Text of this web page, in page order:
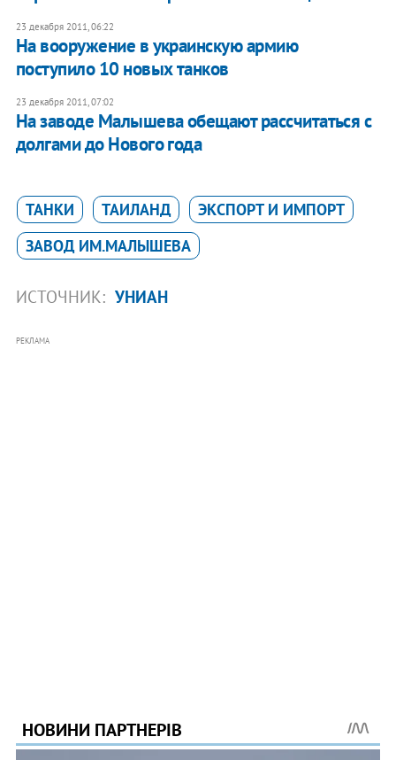
23 декабря 2011, 06:22
​На вооружение в украинскую армию
поступило 10 новых танков
23 декабря 2011, 07:02
На заводе Малышева обещают рассчитаться с
долгами до Нового года
ТАНКИ ТАИЛАНД
ЭКСПОРТ И ИМПОРТ
ЗАВОД ИМ.МАЛЫШЕВА
ИСТОЧНИК: УНИАН
РЕКЛАМА